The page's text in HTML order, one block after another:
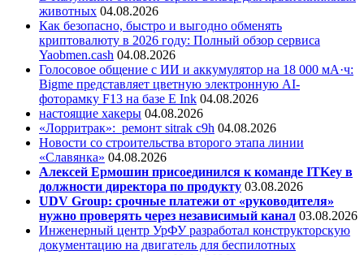
животных 04.08.2026
Как безопасно, быстро и выгодно обменять
криптовалюту в 2026 году: Полный обзор сервиса
Yaobmen.cash 04.08.2026
Голосовое общение с ИИ и аккумулятор на 18 000 мА·ч:
Bigme представляет цветную электронную AI-
фоторамку F13 на базе E Ink 04.08.2026
настоящие хакеры 04.08.2026
«Лорритрак»: ремонт sitrak c9h 04.08.2026
Новости со строительства второго этапа линии
«Славянка» 04.08.2026
Алексей Ермошин присоединился к команде ITKey в
должности директора по продукту 03.08.2026
UDV Group: срочные платежи от «руководителя»
нужно проверять через независимый канал 03.08.2026
Инженерный центр УрФУ разработал конструкторскую
документацию на двигатель для беспилотных